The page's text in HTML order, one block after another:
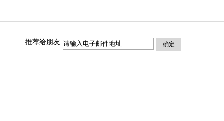
推荐给朋友 确定